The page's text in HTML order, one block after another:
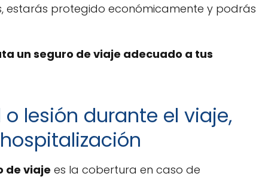
estarás protegido económicamente y podrás
un seguro de viaje adecuado a tus
lesión durante el viaje,
de viaje es la cobertura en caso de